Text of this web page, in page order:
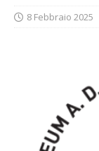
8 Febbraio 2025